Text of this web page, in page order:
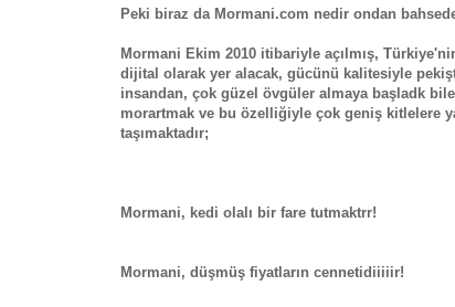
Peki biraz da Mormani.com nedir ondan
Mormani Ekim 2010 itibariyle açılmış,
dijital olarak yer alacak, gücünü kalitesiyle
insandan, çok güzel övgüler almaya başladk
morartmak ve bu özelliğiyle çok geniş kitlelere
taşımaktadır;
Mormani, kedi olalı bir fare tutmaktrr!
Mormani, düşmüş fiyatların cennetidiiiiir!